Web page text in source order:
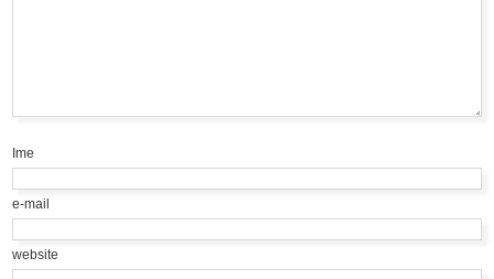
Ime
e-mail
website